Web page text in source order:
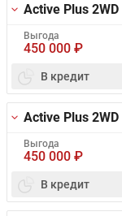
Active Plus 2WD
Выгода
450 000 ₽
В кредит
Active Plus 2WD
Выгода
450 000 ₽
В кредит